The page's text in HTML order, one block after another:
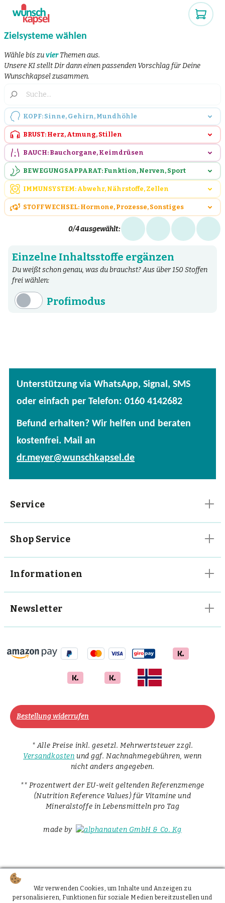
Zielsysteme wählen
Wähle bis zuvierThemen aus.
Unsere KI stellt Dir dann einen passenden Vorschlag für Deine
Wunschkapsel zusammen.
KOPF: Sinne, Gehirn, Mundhöhle
BRUST: Herz, Atmung, Stillen
BAUCH: Bauchorgane, Keimdrüsen
BEWEGUNGSAPPARAT: Funktion, Nerven, Sport
IMMUNSYSTEM: Abwehr, Nährstoffe, Zellen
STOFFWECHSEL: Hormone, Prozesse, Sonstiges
0/4 ausgewählt:
Einzelne Inhaltsstoffe ergänzen
Du weißt schon genau, was du brauchst? Aus über 150 Stoffen
frei wählen:
Profimodus
Fertige Mischungen
Kräuter
Vitalpilze
Vitamine
Unterstützung via WhatsApp, Signal, SMS
oder einfach per Telefon: 0160 4142682
Befund erhalten? Wir helfen und beraten
kostenfrei. Mail an
dr.meyer@wunschkapsel.de
Service
Shop Service
Informationen
Newsletter
Bestellung widerrufen
* Alle Preise inkl. gesetzl. Mehrwertsteuer zzgl.
Versandkosten und ggf. Nachnahmegebühren, wenn
nicht anders angegeben.
** Prozentwert der EU-weit geltenden Referenzmenge
(Nutrition Reference Values) für Vitamine und
Mineralstoffe in Lebensmitteln pro Tag
made by
Wir verwenden Cookies, um Inhalte und Anzeigen zu
personalisieren, Funktionen für soziale Medien bereitzustellen und